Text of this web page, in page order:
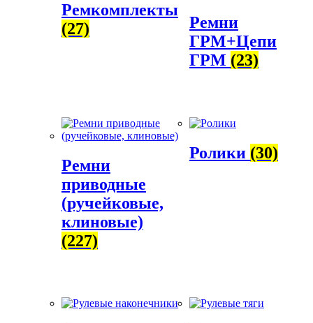
Ремкомплекты
(27)
Ремни
ГРМ+Цепи
ГРМ (23)
Ремни
приводные
(ручейковые,
клиновые)
(227)
Ролики (30)